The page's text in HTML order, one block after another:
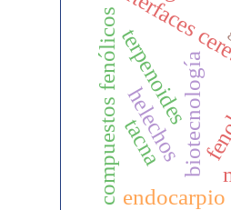
interfacesbiotecnología
compuestos fenólicosterpenoides
helechos
endocarpio
tacna